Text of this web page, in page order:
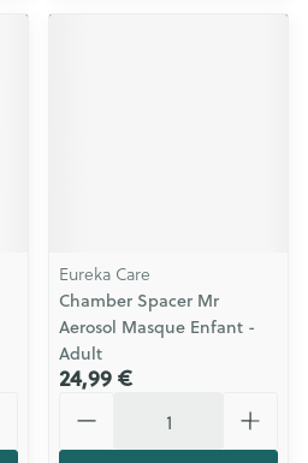
Eureka Care
Chamber Spacer Mr
Aerosol Masque Enfant -
Adult
24,99 €